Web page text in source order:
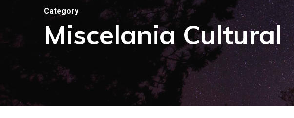
Category
Miscelania Cultural